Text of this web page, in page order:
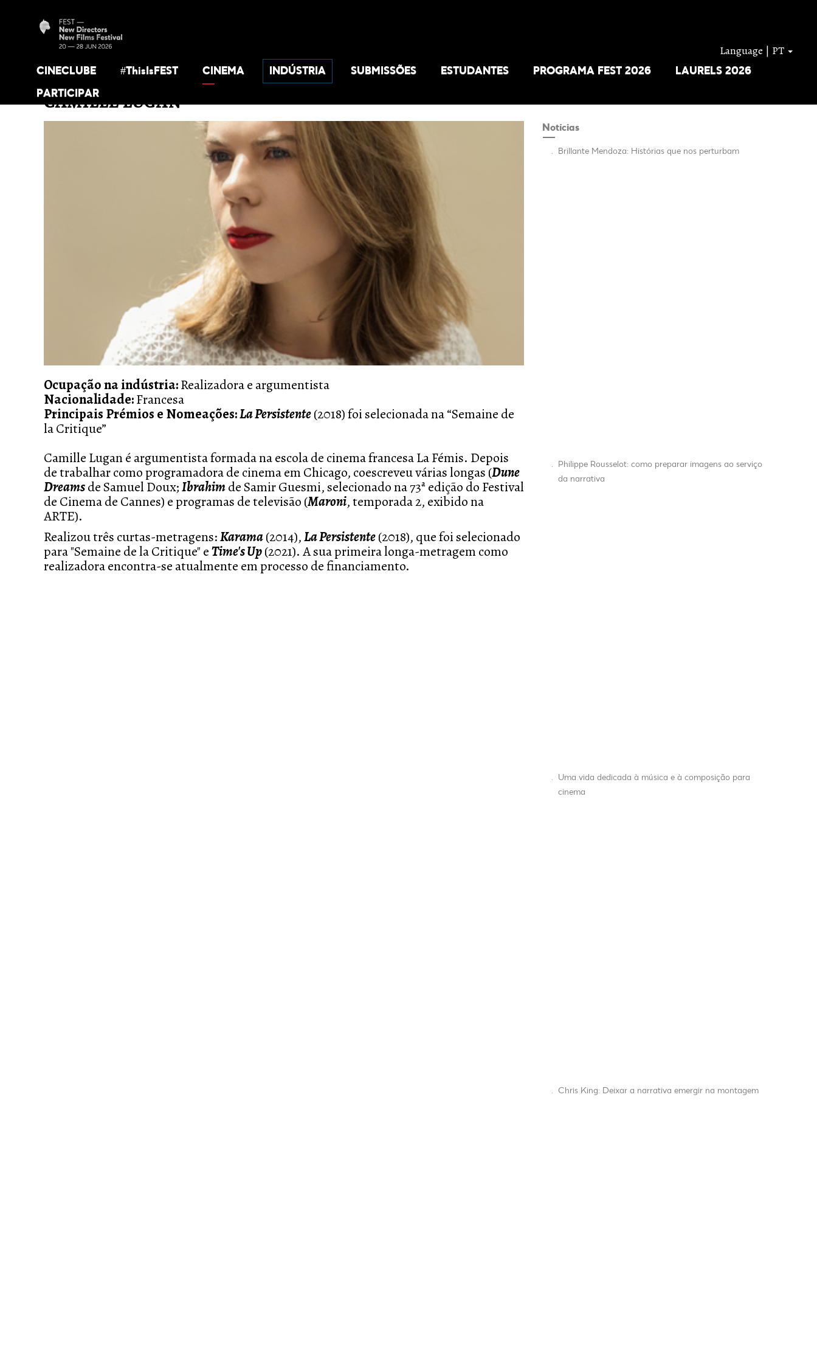
CINECLUBE #ThisIsFEST CINEMA INDÚSTRIA SUBMISSÕES ESTUDANTES PROGRAMA FEST 2026
LAURELS 2026
PARTICIPAR
Language | PT
CAMILLE LUGAN
Ocupação na indústria:Realizadora e argumentista
Nacionalidade:Francesa
Principais Prémios e Nomeações:La Persistente(2018) foi selecionada na “Semaine de
la Critique”
Camille Lugan é argumentista formada naescola de cinema francesa La Fémis. Depois
de trabalhar como programadora de cinema em Chicago, coescreveu várias longas (Dune
Dreamsde Samuel Doux;Ibrahimde Samir Guesmi, selecionado na 73ª edição do Festival
de Cinema de Cannes) e programas de televisão (Maroni, temporada 2, exibido na
ARTE).
Realizou três curtas-metragens:Karama(2014),La Persistente(2018), que foi selecionado
para "Semaine de la Critique" eTime's Up(2021). A sua primeira longa-metragem como
realizadora encontra-se atualmente em processo de financiamento.
Notícias
. Brillante Mendoza: Histórias que nos perturbam
.
Philippe Rousselot: como preparar imagens ao serviço
da narrativa
.
Uma vida dedicada à música e à composição para
cinema
. Chris King: Deixar a narrativa emergir na montagem